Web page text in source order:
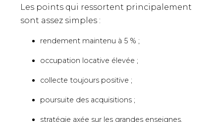
Les points qui ressortent principalement
sont assez simples :
rendement maintenu à 5 % ;
occupation locative élevée ;
collecte toujours positive ;
poursuite des acquisitions ;
stratégie axée sur les grandes enseignes.